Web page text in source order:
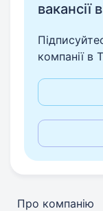
вакансії
компанії в
Про компанію